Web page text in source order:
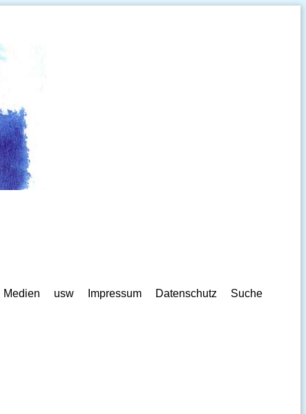
Medien usw Impressum Datenschutz Suche